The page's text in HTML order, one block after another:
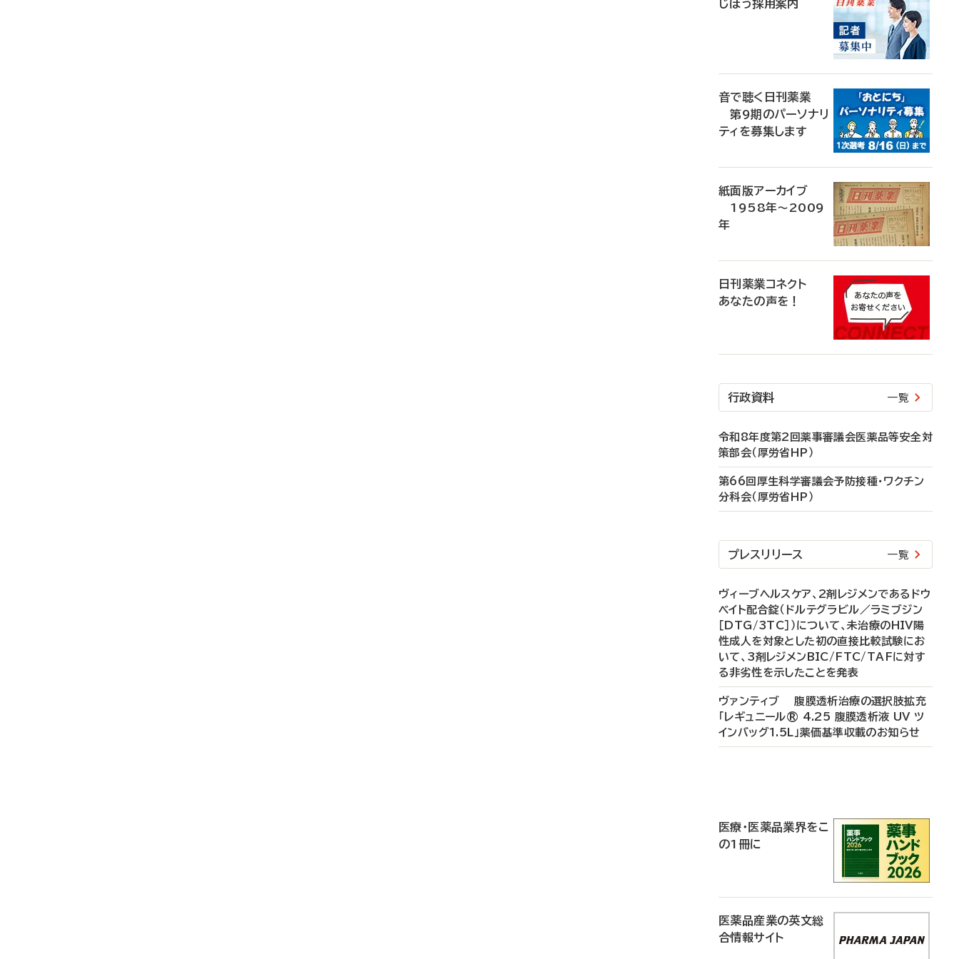
じほう採用案内
音で聴く日刊薬業
第9期のパーソナリ
ティを募集します
紙面版アーカイブ
1958年～2009
年
日刊薬業コネクト
あなたの声を！
行政資料 一覧
令和8年度第2回薬事審議会医薬品等安全対
策部会（厚労省HP）
第66回厚生科学審議会予防接種・ワクチン
分科会（厚労省HP）
プレスリリース 一覧
ヴィーブヘルスケア、2剤レジメンであるドウ
ベイト配合錠（ドルテグラビル／ラミブジン
［DTG/3TC］）について、未治療のHIV陽
性成人を対象とした初の直接比較試験にお
いて、3剤レジメンBIC/FTC/TAFに対す
る非劣性を示したことを発表
ヴァンティブ 腹膜透析治療の選択肢拡充
「レギュニール® 4.25 腹膜透析液 UV ツ
インバッグ1.5L」薬価基準収載のお知らせ
医療・医薬品業界をこ
の1冊に
医薬品産業の英文総
合情報サイト